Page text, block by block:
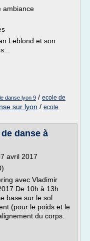
ambiance
Leblond et son
danse lyon 9 / ecole de
sur lyon / ecole
danse à
avril 2017
avec Vladimir
De 10h à 13h
base sur le sol
(pour le poids et le
du corps.